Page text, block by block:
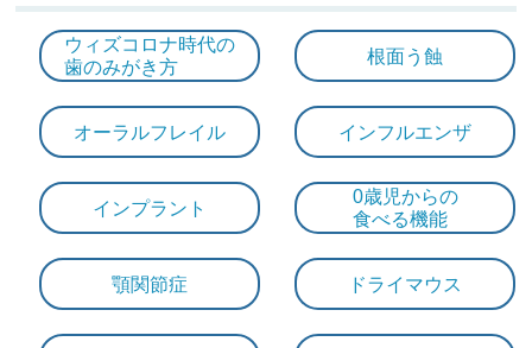
ウィズコロナ時代の
歯のみがき方
根面う蝕
オーラルフレイル インフルエンザ
インプラント
0歳児からの
食べる機能
顎関節症 ドライマウス